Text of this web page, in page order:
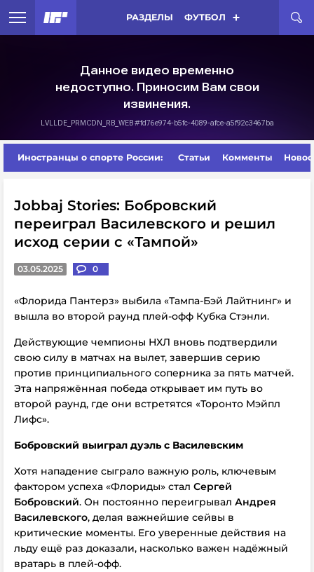
РАЗДЕЛЫ ФУТБОЛ
Иностранцы о спорте России: Статьи Комменты
Jobbaj Stories: Бобровский
переиграл Василевского и решил
исход серии с «Тампой»
03.05.2025 0
«Флорида Пантерз» выбила «Тампа-Бэй Лайтнинг» и
вышла во второй раунд плей-офф Кубка Стэнли.
Действующие чемпионы НХЛ вновь подтвердили
свою силу в матчах на вылет, завершив серию
против принципиального соперника за пять матчей.
Эта напряжённая победа открывает им путь во
второй раунд, где они встретятся «Торонто Мэйпл
Лифс».
Бобровский выиграл дуэль с Василевским
Хотя нападение сыграло важную роль, ключевым
фактором успеха «Флориды» стал Сергей
Бобровский. Он постоянно переигрывал Андрея
Василевского, делая важнейшие сейвы в
критические моменты. Его уверенные действия на
льду ещё раз доказали, насколько важен надёжный
вратарь в плей-офф.